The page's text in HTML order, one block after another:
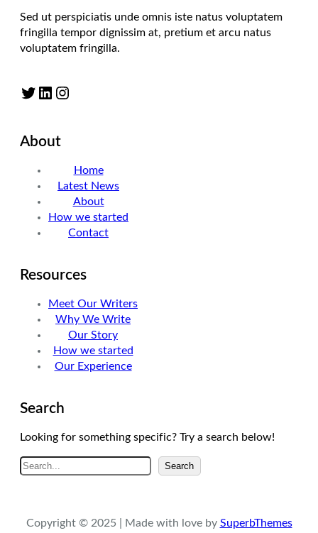
Sed ut perspiciatis unde omnis iste natus voluptatem
fringilla tempor dignissim at, pretium et arcu natus
voluptatem fringilla.
Twitter LinkedIn Instagram
About
Home
Latest News
About
How we started
Contact
Resources
Meet Our Writers
Why We Write
Our Story
How we started
Our Experience
Search
Looking for something specific? Try a search below!
A
r
Search
Copyright © 2025 | Made with love by SuperbThemes